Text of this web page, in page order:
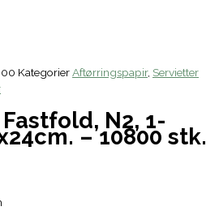
KategorierAftørringspapir, Servietter
N2, 1-
– 10800 stk.